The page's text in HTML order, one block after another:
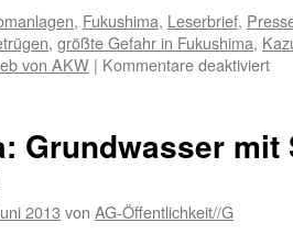
, Fukushima, Leserbrief,
, größte Gefahr in Fukushima,
von AKW | Kommentare deaktiviertfür
Grundwasser mit
2013 von AG-Öffentlichkeit//G